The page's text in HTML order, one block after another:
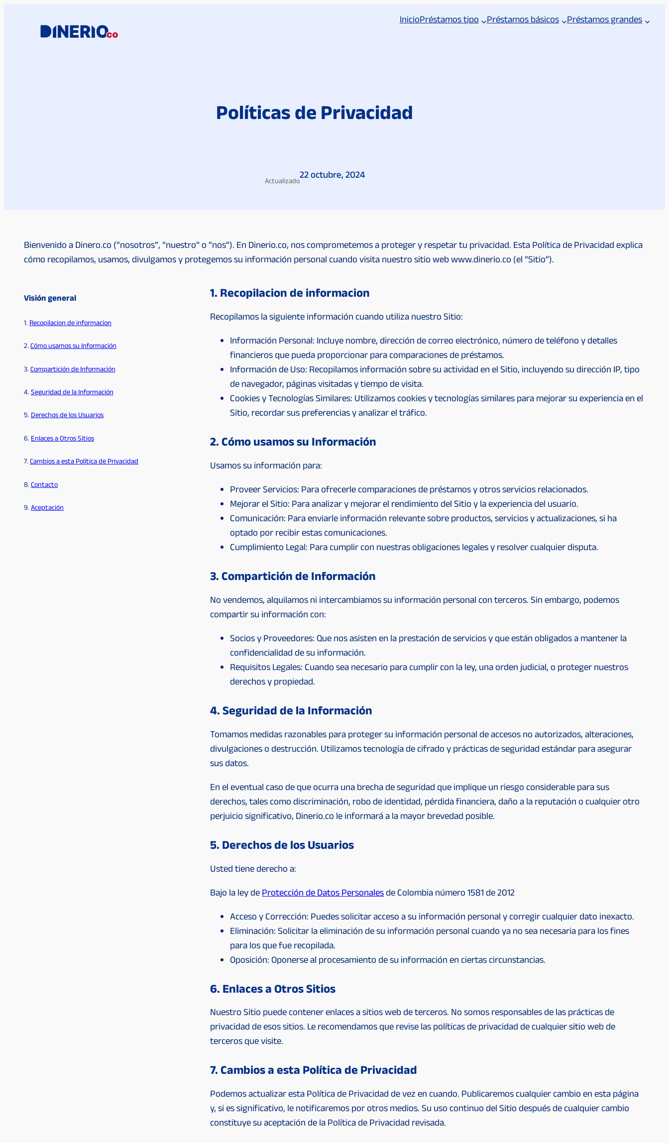
InicioPréstamos tipo Préstamos básicos Préstamos grandes
Políticas de Privacidad
Actualizado22 octubre, 2024
Bienvenido a Dinero.co (“nosotros”, “nuestro” o “nos”). En Dinerio.co, nos comprometemos a proteger y respetar tu privacidad. Esta Política de Privacidad explica
cómo recopilamos, usamos, divulgamos y protegemos su información personal cuando visita nuestro sitio web www.dinerio.co (el “Sitio”).
Visión general
1.Recopilacion de informacion
2.Cómo usamos su Información
3.Compartición de Información
4.Seguridad de la Información
5.Derechos de los Usuarios
6.Enlaces a Otros Sitios
7.Cambios a esta Política de Privacidad
8.Contacto
9.Aceptación
1. Recopilacion de informacion
Recopilamos la siguiente información cuando utiliza nuestro Sitio:
Información Personal: Incluye nombre, dirección de correo electrónico, número de teléfono y detalles
financieros que pueda proporcionar para comparaciones de préstamos.
Información de Uso: Recopilamos información sobre su actividad en el Sitio, incluyendo su dirección IP, tipo
de navegador, páginas visitadas y tiempo de visita.
Cookies y Tecnologías Similares: Utilizamos cookies y tecnologías similares para mejorar su experiencia en el
Sitio, recordar sus preferencias y analizar el tráfico.
2. Cómo usamos su Información
Usamos su información para:
Proveer Servicios: Para ofrecerle comparaciones de préstamos y otros servicios relacionados.
Mejorar el Sitio: Para analizar y mejorar el rendimiento del Sitio y la experiencia del usuario.
Comunicación: Para enviarle información relevante sobre productos, servicios y actualizaciones, si ha
optado por recibir estas comunicaciones.
Cumplimiento Legal: Para cumplir con nuestras obligaciones legales y resolver cualquier disputa.
3. Compartición de Información
No vendemos, alquilamos ni intercambiamos su información personal con terceros. Sin embargo, podemos
compartir su información con:
Socios y Proveedores: Que nos asisten en la prestación de servicios y que están obligados a mantener la
confidencialidad de su información.
Requisitos Legales: Cuando sea necesario para cumplir con la ley, una orden judicial, o proteger nuestros
derechos y propiedad.
4. Seguridad de la Información
Tomamos medidas razonables para proteger su información personal de accesos no autorizados, alteraciones,
divulgaciones o destrucción. Utilizamos tecnología de cifrado y prácticas de seguridad estándar para asegurar
sus datos.
En el eventual caso de que ocurra una brecha de seguridad que implique un riesgo considerable para sus
derechos, tales como discriminación, robo de identidad, pérdida financiera, daño a la reputación o cualquier otro
perjuicio significativo, Dinerio.co le informará a la mayor brevedad posible.
5. Derechos de los Usuarios
Usted tiene derecho a:
Bajo la ley deProtección de Datos Personalesde Colombia número 1581 de 2012
Acceso y Corrección: Puedes solicitar acceso a su información personal y corregir cualquier dato inexacto.
Eliminación: Solicitar la eliminación de su información personal cuando ya no sea necesaria para los fines
para los que fue recopilada.
Oposición: Oponerse al procesamiento de su información en ciertas circunstancias.
6. Enlaces a Otros Sitios
Nuestro Sitio puede contener enlaces a sitios web de terceros. No somos responsables de las prácticas de
privacidad de esos sitios. Le recomendamos que revise las políticas de privacidad de cualquier sitio web de
terceros que visite.
7. Cambios a esta Política de Privacidad
Podemos actualizar esta Política de Privacidad de vez en cuando. Publicaremos cualquier cambio en esta página
y, si es significativo, le notificaremos por otros medios. Su uso continuo del Sitio después de cualquier cambio
constituye su aceptación de la Política de Privacidad revisada.